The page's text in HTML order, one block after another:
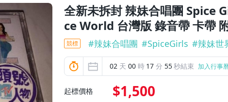
全新未拆封 辣妹合唱團 Spice
ce World 台灣版 錄音帶 卡帶
競標 #辣妹合唱團 #SpiceGirls #辣妹世
02 天 00 時 17 分 53秒結束 加入行事
起標價格 $1,500